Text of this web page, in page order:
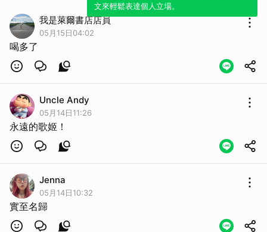
文來輕鬆表達個人立場。
我是萊爾書店店員
05月15日04:02
喝多了
Uncle Andy
05月14日11:26
永遠的歌姬！
Jenna
05月14日10:32
實至名歸